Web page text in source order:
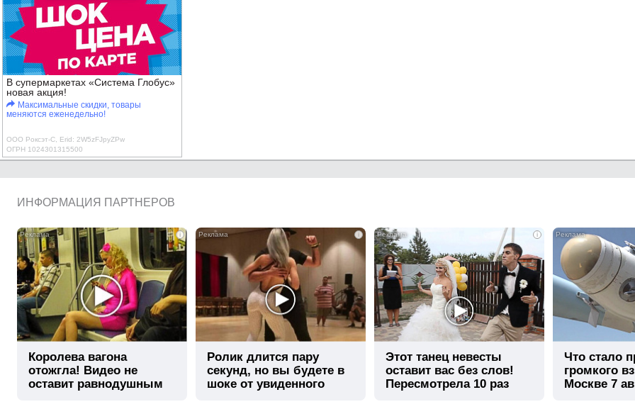
В супермаркетах «Система Глобус»
новая акция!
Максимальные скидки, товары
меняются еженедельно!
ООО Роксэт-С, Erid: 2W5zFJpyZPw
ОГРН 1024301315500
ИНФОРМАЦИЯ ПАРТНЕРОВ
i
Королева вагона
отожгла! Видео не
оставит равнодушным
i
Ролик длится пару
секунд, но вы будете в
шоке от увиденного
i
Этот танец невесты
оставит вас без слов!
Пересмотрела 10 раз
Что стало
громкого
Москве 7